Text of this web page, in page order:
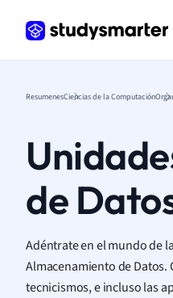
ResumenesCiencias de la Computación
de
Adéntrate en el mundo de
Almacenamiento de
tecnicismos, e incluso las